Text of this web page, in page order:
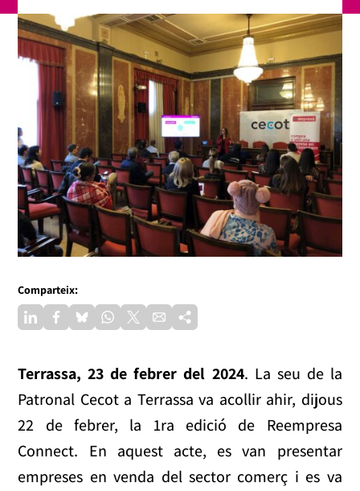
Comparteix:
Terrassa, 23 de febrer del 2024. La seu de la
Patronal Cecot a Terrassa va acollir ahir, dijous
22 de febrer, la 1ra edició de Reempresa
Connect. En aquest acte, es van presentar
empreses en venda del sector comerç i es va